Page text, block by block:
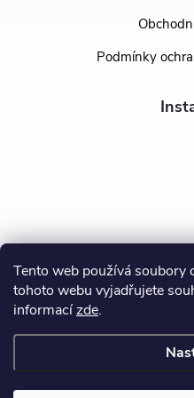
Tento web používá soubory
tohoto webu vyjadřujete
informacízde.
Podmínky
Sledovat na